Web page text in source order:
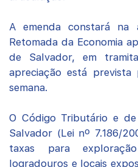
A emenda constará na
Retomada da Economia
de Salvador, em
apreciação está
semana.
O Código Tributário e
Salvador (Lei nº 7.186/
taxas para
logradouros e locais